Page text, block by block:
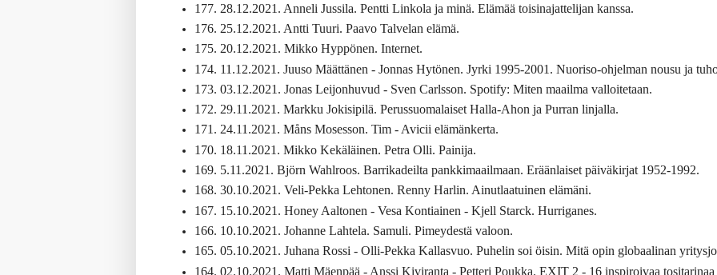
177. 28.12.2021. Anneli Jussila. Pentti Linkola ja minä. Elämää toisinajattelijan kanssa.
176. 25.12.2021. Antti Tuuri. Paavo Talvelan elämä.
175. 20.12.2021. Mikko Hyppönen. Internet.
174. 11.12.2021. Juuso Määttänen - Jonnas Hytönen. Jyrki 1995-2001. Nuoriso-ohjelman nousu ja
173. 03.12.2021. Jonas Leijonhuvud - Sven Carlsson. Spotify: Miten maailma valloitetaan.
172. 29.11.2021. Markku Jokisipilä. Perussuomalaiset Halla-Ahon ja Purran linjalla.
171. 24.11.2021. Måns Mosesson. Tim - Avicii elämänkerta.
170. 18.11.2021. Mikko Kekäläinen. Petra Olli. Painija.
169. 5.11.2021. Björn Wahlroos. Barrikadeilta pankkimaailmaan. Eräänlaiset päiväkirjat 1952-1992.
168. 30.10.2021. Veli-Pekka Lehtonen. Renny Harlin. Ainutlaatuinen elämäni.
167. 15.10.2021. Honey Aaltonen - Vesa Kontiainen - Kjell Starck. Hurriganes.
166. 10.10.2021. Johanne Lahtela. Samuli. Pimeydestä valoon.
165. 05.10.2021. Juhana Rossi - Olli-Pekka Kallasvuo. Puhelin soi öisin. Mitä opin globaalinan
164. 02.10.2021. Matti Mäenpää - Anssi Kiviranta - Petteri Poukka. EXIT 2 - 16 inspiroivaa tositarinaa